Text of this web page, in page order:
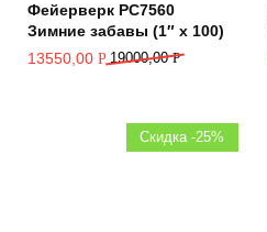
Фейерверк РС7560
Зимние забавы (1″ х 100)
19000,00Р
13550,00 Р
Скидка -25%